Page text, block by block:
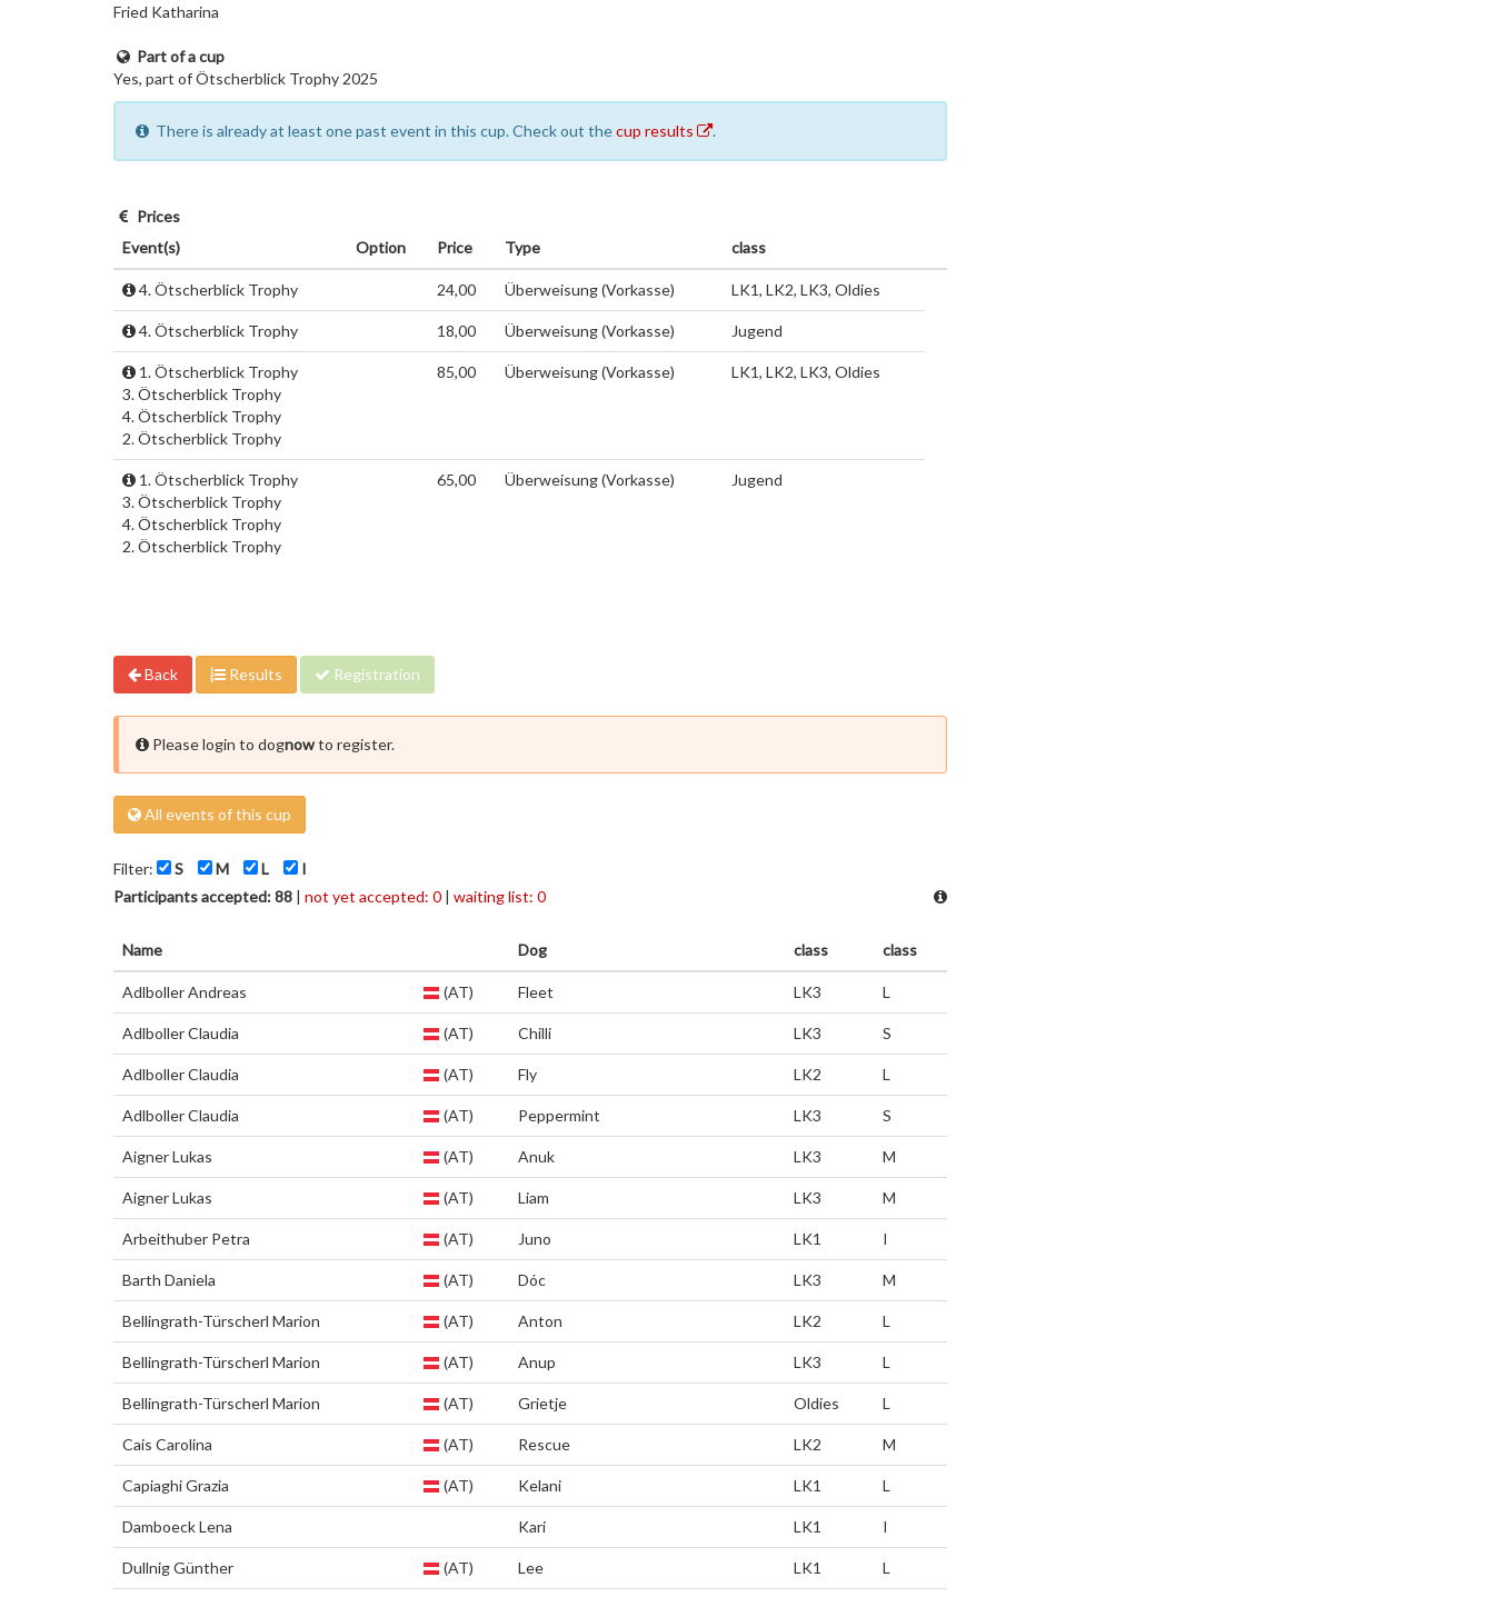
Fried Katharina
Part of a cup
Yes, part of Ötscherblick Trophy 2025
There is already at least one past event in this cup. Check out thecup results .
Prices
Event(s)
Option Price Type class
4. Ötscherblick Trophy 24,00 Überweisung (Vorkasse) LK1, LK2, LK3, Oldies
4. Ötscherblick Trophy 18,00 Überweisung (Vorkasse) Jugend
1. Ötscherblick Trophy
3. Ötscherblick Trophy
4. Ötscherblick Trophy
2. Ötscherblick Trophy
85,00 Überweisung (Vorkasse) LK1, LK2, LK3, Oldies
1. Ötscherblick Trophy
3. Ötscherblick Trophy
4. Ötscherblick Trophy
2. Ötscherblick Trophy
65,00 Überweisung (Vorkasse) Jugend
Back Results Registration
Please login to dognowto register.
All events of this cup
Filter: S M L
I
Participants accepted: 88 | not yet accepted: 0 | waiting list: 0
Name Dog class class
Adlboller Andreas (AT) Fleet LK3 L
Adlboller Claudia (AT) Chilli LK3 S
Adlboller Claudia (AT) Fly LK2 L
Adlboller Claudia (AT) Peppermint LK3 S
Aigner Lukas (AT) Anuk LK3 M
Aigner Lukas (AT) Liam LK3 M
Arbeithuber Petra (AT) Juno LK1 I
Barth Daniela (AT) Dóc LK3 M
Bellingrath-Türscherl Marion (AT) Anton LK2 L
Bellingrath-Türscherl Marion (AT) Anup LK3 L
Bellingrath-Türscherl Marion (AT) Grietje Oldies L
Cais Carolina (AT) Rescue LK2 M
Capiaghi Grazia (AT) Kelani LK1 L
Damboeck Lena Kari LK1 I
Dullnig Günther (AT) Lee LK1 L